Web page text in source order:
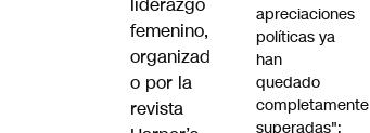
femenino,
organizad
o por la
revista
apreciaciones
políticas ya
han
quedado
completamente
superadas":